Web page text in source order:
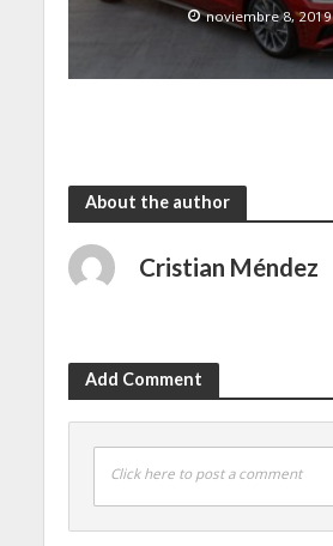
noviembre 8, 2019
About the author
Cristian Méndez
Add Comment
Click here to post a comment